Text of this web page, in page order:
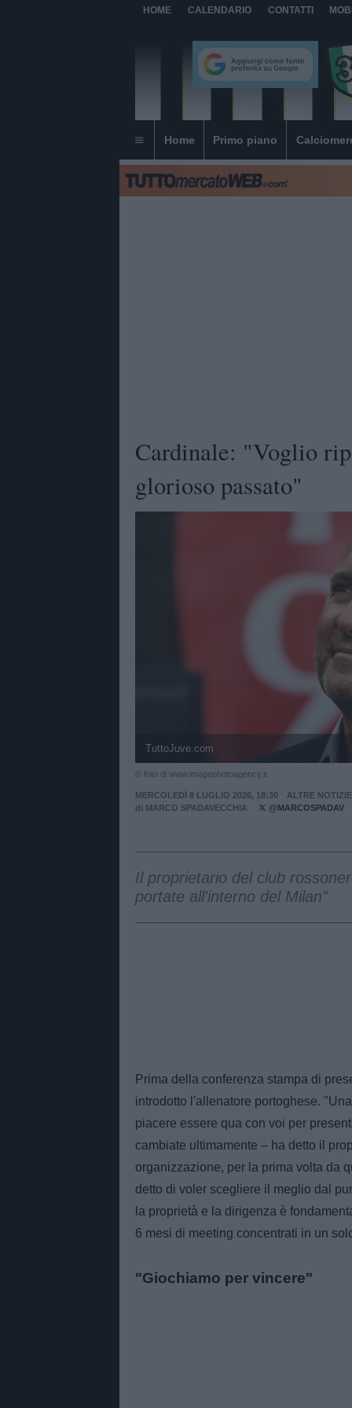
HOME CALENDARIO CONTATTI
Home Primo piano
Cardinale: "Voglio
glorioso passato"
TuttoJuve.com
© foto di www.imagephotoagency.it
MERCOLEDÌ 8 LUGLIO 2026, 18:30
ALTRE NOTIZIE
di MARCO SPADAVECCHIA @MARCOSPADAV
Il proprietario del club
portate all'interno del Milan"
Prima della conferenza stampa di
introdotto l'allenatore portoghese.
piacere essere qua con voi per
cambiate ultimamente – ha detto il
organizzazione, per la prima volta da
detto di voler scegliere il meglio dal
la proprietà e la dirigenza è
6 mesi di meeting concentrati in un
"Giochiamo per vincere"